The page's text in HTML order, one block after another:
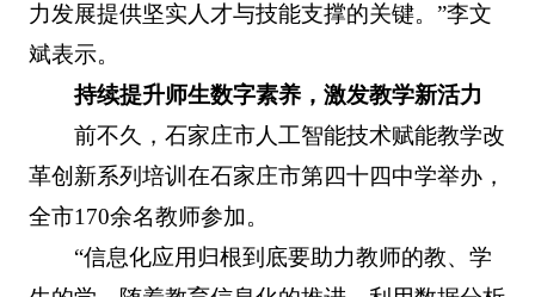
力发展提供坚实人才与技能支撑的关键。”李文
斌表示。
持续提升师生数字素养，激发教学新活力
前不久，石家庄市人工智能技术赋能教学改
革创新系列培训在石家庄市第四十四中学举办，
全市170余名教师参加。
“信息化应用归根到底要助力教师的教、学